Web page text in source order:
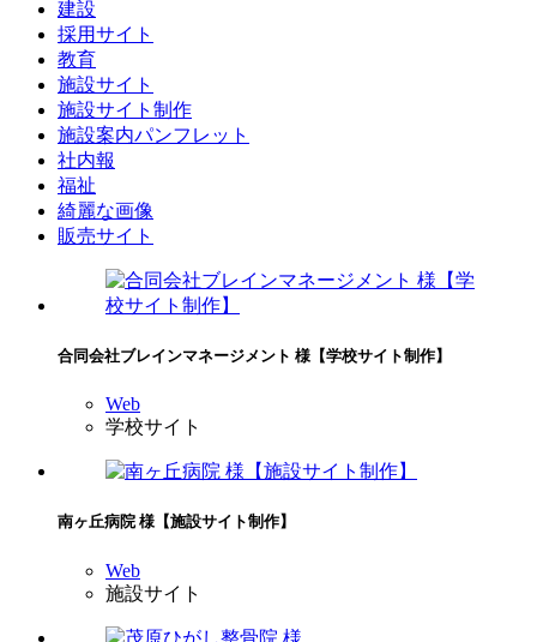
建設
採用サイト
教育
施設サイト
施設サイト制作
施設案内パンフレット
社内報
福祉
綺麗な画像
販売サイト
合同会社ブレインマネージメント 様【学校サイト制作】
Web
学校サイト
南ヶ丘病院 様【施設サイト制作】
Web
施設サイト